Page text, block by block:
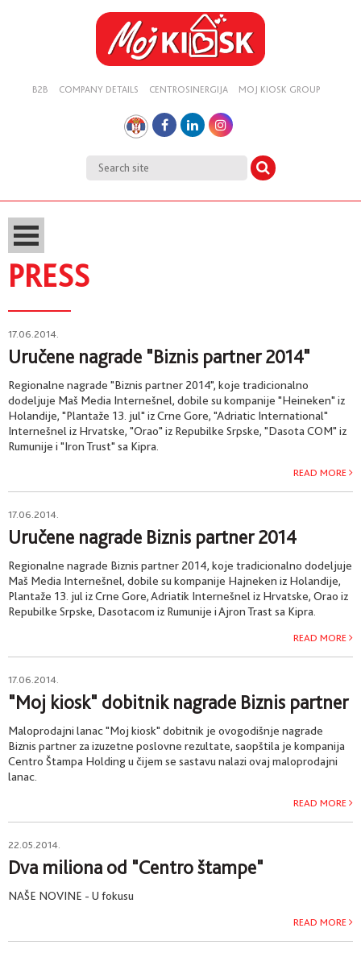
B2B COMPANY DETAILS CENTROSINERGIJA MOJ KIOSK GROUP
PRESS
17.06.2014.
Uručene nagrade "Biznis partner 2014"
Regionalne nagrade "Biznis partner 2014", koje tradicionalno
dodeljuje Maš Media Internešnel, dobile su kompanije "Heineken" iz
Holandije, "Plantaže 13. jul" iz Crne Gore, "Adriatic International"
Internešnel iz Hrvatske, "Orao" iz Repubilke Srpske, "Dasota COM" iz
Rumunije i "Iron Trust" sa Kipra.
READ MORE
17.06.2014.
Uručene nagrade Biznis partner 2014
Regionalne nagrade Biznis partner 2014, koje tradicionalno dodeljuje
Maš Media Internešnel, dobile su kompanije Hajneken iz Holandije,
Plantaže 13. jul iz Crne Gore, Adriatik Internešnel iz Hrvatske, Orao iz
Repubilke Srpske, Dasotacom iz Rumunije i Ajron Trast sa Kipra.
READ MORE
17.06.2014.
"Moj kiosk" dobitnik nagrade Biznis partner
Maloprodajni lanac "Moj kiosk" dobitnik je ovogodišnje nagrade
Biznis partner za izuzetne poslovne rezultate, saopštila je kompanija
Centro Štampa Holding u čijem se sastavu nalazi ovaj maloprodajni
lanac.
READ MORE
22.05.2014.
Dva miliona od "Centro štampe"
NAŠE NOVINE - U fokusu
READ MORE